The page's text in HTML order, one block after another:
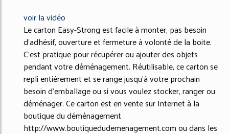
voir la vidéo
Le carton Easy-Strong est facile à monter, pas besoin
d'adhésif, ouverture et fermeture à volonté de la boite.
C'est pratique pour récupérer ou ajouter des objets
pendant votre déménagement. Réutilisable, ce carton se
repli entièrement et se range jusqu'à votre prochain
besoin d'emballage ou si vous voulez stocker, ranger ou
déménager. Ce carton est en vente sur Internet à la
boutique du déménagement
http://www.boutiquedudemenagement.com ou dans les